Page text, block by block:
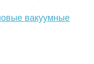
вакуумные